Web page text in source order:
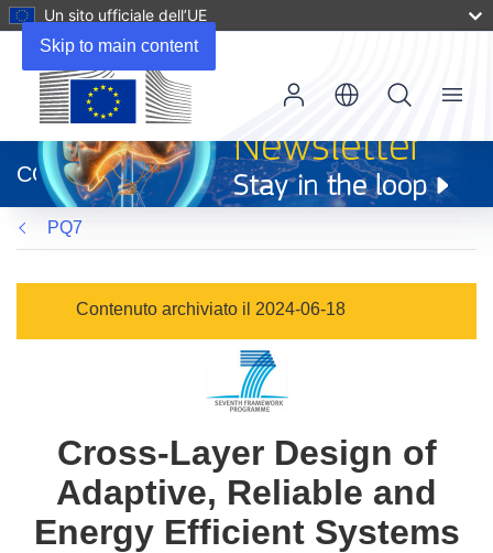
Skip to main content
Un sito ufficiale dell’UE
apre
in
una
nuova
finestra)
CORDIS
Menu
PQ7
Contenuto archiviato il 2024-06-18
Cross-Layer Design of
Adaptive, Reliable and
Energy Efficient Systems